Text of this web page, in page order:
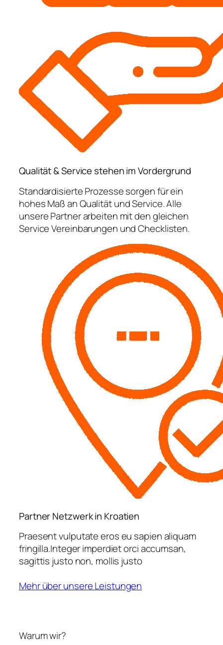
Qualität & Service stehen im Vordergrund
Standardisierte Prozesse sorgen für ein
hohes Maß an Qualität und Service. Alle
unsere Partner arbeiten mit den gleichen
Service Vereinbarungen und Checklisten.
Partner Netzwerk in Kroatien
Praesent vulputate eros eu sapien aliquam
fringilla.Integer imperdiet orci accumsan,
sagittis justo non, mollis justo
Mehr über unsere Leistungen
Warum wir?